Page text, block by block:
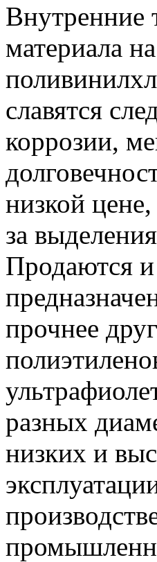
Внутренние
материала
славятся
коррозии,
низкой
за
Продаются
прочнее
разных
низких и